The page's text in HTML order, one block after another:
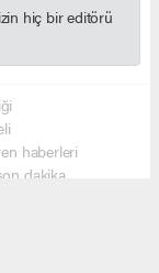
hiç bir editörü
haberleri
dakika